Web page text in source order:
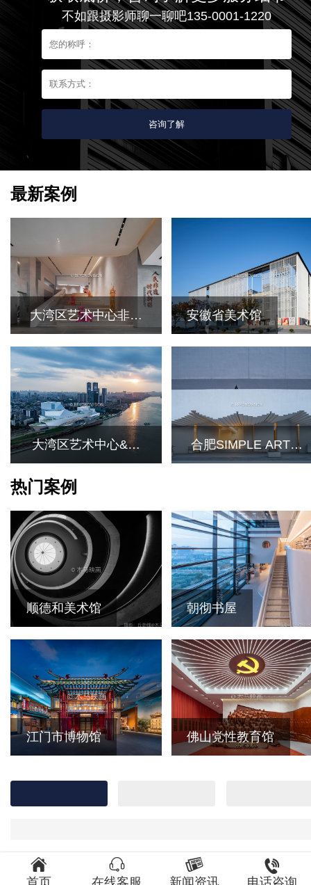
不如跟摄影师聊一聊吧135-0001-1220
最新案例
大湾区艺术中心非遗
馆
安徽省美术馆
大湾区艺术中心&广
东美术馆新馆
合肥SIMPLE ART美
热门案例
顺德和美术馆 朝彻书屋
江门市博物馆 佛山党性教育馆

首页

在线客服

新闻资讯

电话咨询